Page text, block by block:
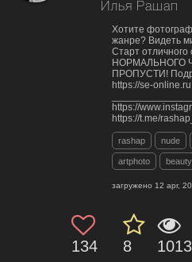
Илья Рашап
Хотите
жанре? Видеть
Старт
НОРМАЛЬНОГО
ПРОПУСТИ!
https://se-online.ru
https://
https://t.me/
rashap nude
artphoto beauty
загружено 12 apr,
134 8